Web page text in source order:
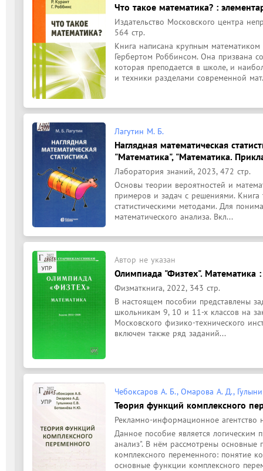
Что такое математика? :
Издательство Московского центра
564 стр.
Книга написана крупным
Гербертом Роббинсом. Она призвана
которая преподается в школе, и
и техники разделами современной
Лагутин М. Б.
Наглядная математическая
"Математика", "Математика.
Лаборатория знаний, 2023, 472 стр.
Основы теории вероятностей и
примеров и задач с решениями. Книга
статистическими методами. Для
математического анализа. Вкл...
Автор не указан
Олимпиада "Физтех". Математика
Физматкнига, 2022, 343 стр.
В настоящем пособии представлены
школьникам 9, 10 и 11-х классов на
Московского физико-технического
включен также ряд заданий...
Чебоксаров А. Б., Омарова А. Д.,
Теория функций комплексного
Рекламно-информационное
Данное пособие является логическим
анализ". В нём рассмотрены
комплексного переменного: понятие
основные функции комплексного